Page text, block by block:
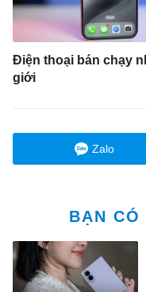
Điện thoại bán chạy
giới
Zalo
BẠN CÓ